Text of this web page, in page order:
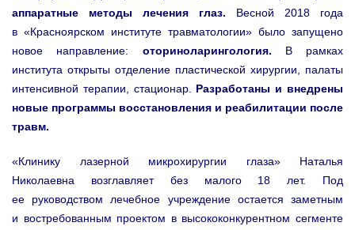
аппаратные методы лечения глаз. Весной 2018 года
в «Красноярском институте травматологии» было запущено
новое направление: оториноларингология. В рамках
института открыты отделение пластической хирургии, палаты
интенсивной терапии, стационар. Разработаны и внедрены
новые программы восстановления и реабилитации после
травм.
«Клинику лазерной микрохирургии глаза» Наталья
Николаевна возглавляет без малого 18 лет. Под
ее руководством лечебное учреждение остается заметным
и востребованным проектом в высококонкурентном сегменте